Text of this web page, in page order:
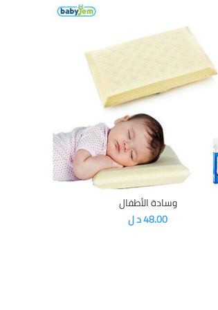
إضافة إلى السلة
وسادة الأطفال
48.00د ل